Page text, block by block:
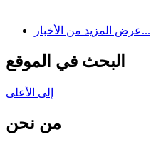
عرض المزيد من الأخبار...
البحث في الموقع
إلى الأعلى
من نحن